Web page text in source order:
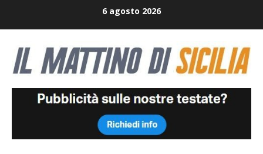
6 agosto 2026